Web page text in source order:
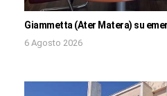
Giammetta (Ater Matera) su
6 Agosto 2026